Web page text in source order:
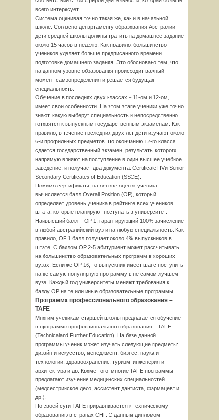
всего интересует.
Система оценивая точно такая же, как и в начальной
школе. Согласно департаменту образования Австралии
дети средней школы должны тратить на домашнее задание
около 15 часов в неделю. Как правило, большинство
учеников уделяет больше предписанного времени
подготовке домашнего задания. Это обосновано тем, что
на данном уровне образования происходит важный
момент самоопределения и решается будущая
специальность.
Обучение в последних двух классах – 11-ом и 12-ом,
имеет свои особенности. На этом этапе ученики уже точно
знают, какую выберут специальность и непосредственно
готовятся к выпускным государственным экзаменам. Как
правило, в течение последних двух лет дети изучают около
6-и профильных предметов. По окончанию 12-го класса
сдается государственный экзамен, результаты которого
напрямую влияют на поступление в один высшее учебное
заведение, и получает два документа: CertificateI-IVи Senior
Secondary Certificates of Education (SSCE).
Помимо сертификата, на основе оценок ученика
вычисляется балл Overall Position (OP), который
определяет уровень ученика в рейтинге всех учеников
штата, которые планируют поступать в университет.
Наивысший балл – ОР 1, гарантирующий 100% зачисление
в любой австралийский вуз и на любую специальность. Как
правило, ОР 1 балл получает около 4% выпускников в
штате. С баллом ОР 2-5 абитуриент может рассчитывать
на большинство образовательных программ в хороших
вузах. Если же ОР 16, то выпускник имеет шанс поступить
на не самую популярную программу в не самом лучшем
вузе. Каждый год университеты меняют требования к
баллу ОР на те или иные образовательные программы.
Программа профессионального образования –
TAFE
Многим ученикам старшей школы предлагается обучение
в программе профессионального образования – TAFE
(Technicaland Further Education). На базе данной
программы ученик может изучать следующие предметы:
дизайн и искусство, менеджмент, бизнес, наука и
технологии, здравоохранение, туризм, инженерия и
архитектура и др. Кроме того, многие TAFE программы
предлагают изучение медицинских специальностей
(медсестринское дело, ассистент дантиста, фармацевт и
др.).
По своей сути TAFE приравнивается к техническому
образованию в странах СНГ. С данным дипломом